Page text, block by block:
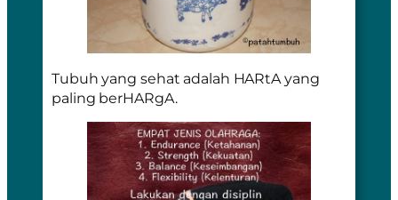
Tubuh yang sehat adalah HARtA yang
paling berHARgA.